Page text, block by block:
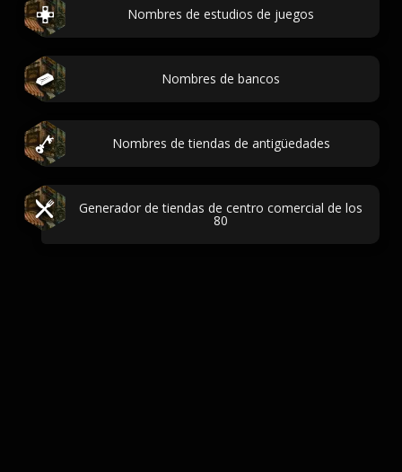
Nombres de estudios de juegos
Nombres de bancos
Nombres de tiendas de antigüedades
Generador de tiendas de centro comercial de los
80